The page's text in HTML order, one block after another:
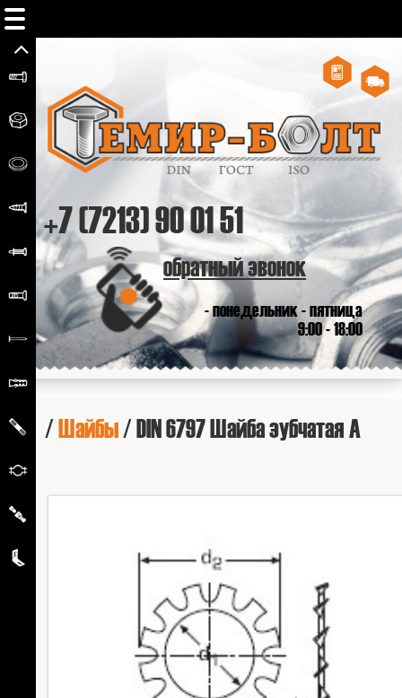
- понедельник - пятница
9:00 - 18:00
+7 (7213) 90 01 51
обратный звонок
/Шайбы / DIN 6797 Шайба зубчатая А